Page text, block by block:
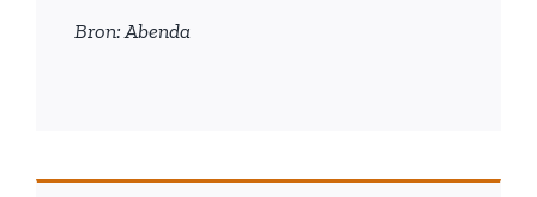
Bron: Abenda